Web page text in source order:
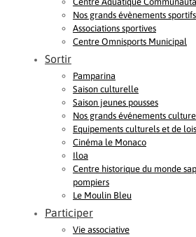
Nos grands évènements sportifs
Associations sportives
Centre Omnisports Municipal
Sortir
Pamparina
Saison culturelle
Saison jeunes pousses
Nos grands événements
Equipements culturels et de
Cinéma le Monaco
Iloa
Centre historique du monde
pompiers
Le Moulin Bleu
Participer
Vie associative